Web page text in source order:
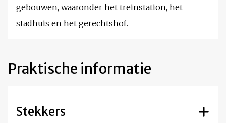
gebouwen, waaronder het treinstation, het
stadhuis en het gerechtshof.
Praktische informatie
Stekkers